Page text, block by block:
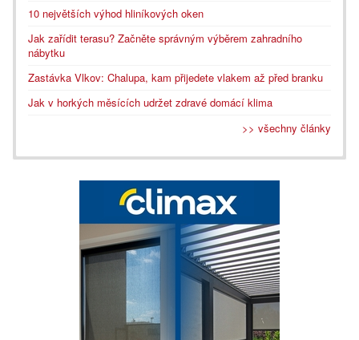
10 největších výhod hliníkových oken
Jak zařídit terasu? Začněte správným výběrem zahradního
nábytku
Zastávka Vlkov: Chalupa, kam přijedete vlakem až před branku
Jak v horkých měsících udržet zdravé domácí klima
>> všechny články